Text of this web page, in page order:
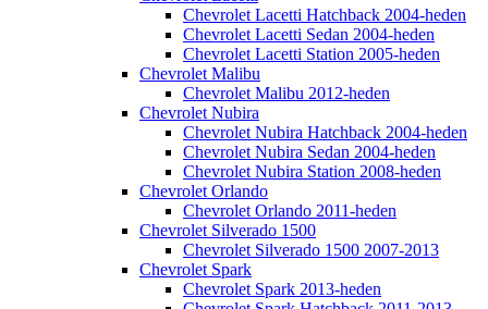
Chevrolet Lacetti Hatchback 2004-heden
Chevrolet Lacetti Sedan 2004-heden
Chevrolet Lacetti Station 2005-heden
Chevrolet Malibu
Chevrolet Malibu 2012-heden
Chevrolet Nubira
Chevrolet Nubira Hatchback 2004-heden
Chevrolet Nubira Sedan 2004-heden
Chevrolet Nubira Station 2008-heden
Chevrolet Orlando
Chevrolet Orlando 2011-heden
Chevrolet Silverado 1500
Chevrolet Silverado 1500 2007-2013
Chevrolet Spark
Chevrolet Spark 2013-heden